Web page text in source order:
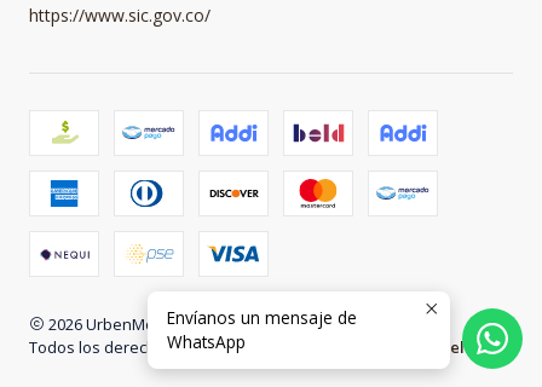
https://www.sic.gov.co/
2026 UrbenMood.
Todos los derechos reservados.
Desarrollado por Jumpseller.
Envíanos un mensaje de
WhatsApp